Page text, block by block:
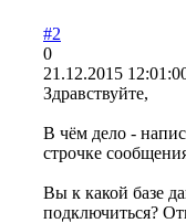
#2
0
21.12.2015
Здравствуйте,
В чём дело -
строчке
Вы к какой базе
подключиться?